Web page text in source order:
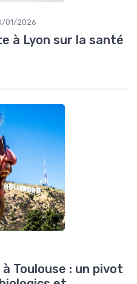
01/2026
à Lyon sur la santé
Toulouse : un pivot